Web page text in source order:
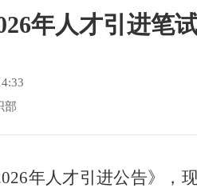
年人才引进笔
部
年人才引进公告》，